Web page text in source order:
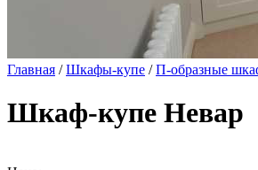
Главная /Шкафы-купе /П-образные
Шкаф-купе Невар